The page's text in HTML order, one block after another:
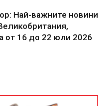
Най-важните новини
от 16 до 22 юли 2026